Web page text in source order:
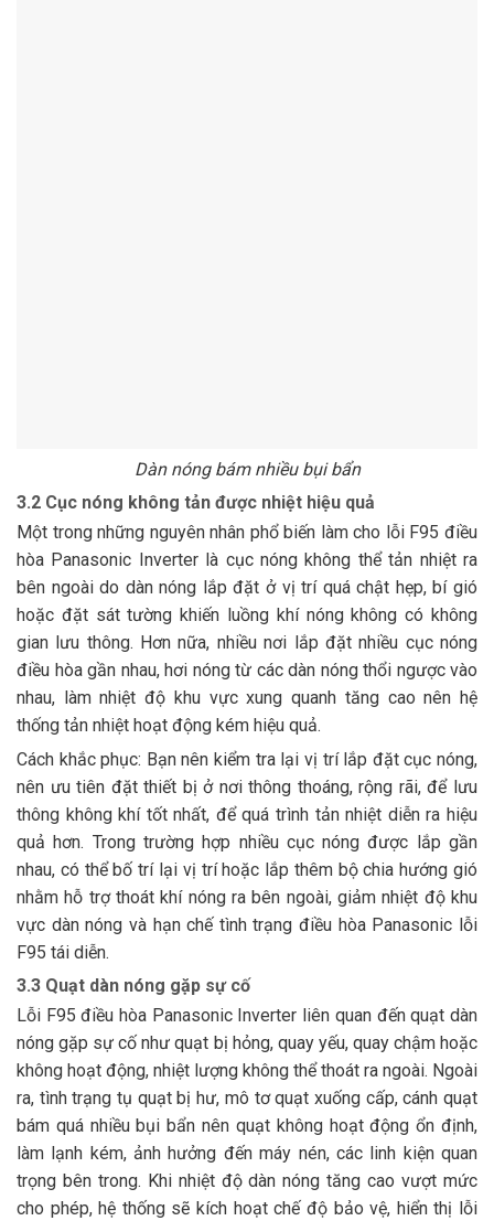
Dàn nóng bám nhiều bụi bẩn
3.2 Cục nóng không tản được nhiệt hiệu quả
Một trong những nguyên nhân phổ biến làm cho lỗi F95 điều
hòa Panasonic Inverter là cục nóng không thể tản nhiệt ra
bên ngoài do dàn nóng lắp đặt ở vị trí quá chật hẹp, bí gió
hoặc đặt sát tường khiến luồng khí nóng không có không
gian lưu thông. Hơn nữa, nhiều nơi lắp đặt nhiều cục nóng
điều hòa gần nhau, hơi nóng từ các dàn nóng thổi ngược vào
nhau, làm nhiệt độ khu vực xung quanh tăng cao nên hệ
thống tản nhiệt hoạt động kém hiệu quả.
Cách khắc phục: Bạn nên kiểm tra lại vị trí lắp đặt cục nóng,
nên ưu tiên đặt thiết bị ở nơi thông thoáng, rộng rãi, để lưu
thông không khí tốt nhất, để quá trình tản nhiệt diễn ra hiệu
quả hơn. Trong trường hợp nhiều cục nóng được lắp gần
nhau, có thể bố trí lại vị trí hoặc lắp thêm bộ chia hướng gió
nhằm hỗ trợ thoát khí nóng ra bên ngoài, giảm nhiệt độ khu
vực dàn nóng và hạn chế tình trạng điều hòa Panasonic lỗi
F95 tái diễn.
3.3 Quạt dàn nóng gặp sự cố
Lỗi F95 điều hòa Panasonic Inverter liên quan đến quạt dàn
nóng gặp sự cố như quạt bị hỏng, quay yếu, quay chậm hoặc
không hoạt động, nhiệt lượng không thể thoát ra ngoài. Ngoài
ra, tình trạng tụ quạt bị hư, mô tơ quạt xuống cấp, cánh quạt
bám quá nhiều bụi bẩn nên quạt không hoạt động ổn định,
làm lạnh kém, ảnh hưởng đến máy nén, các linh kiện quan
trọng bên trong. Khi nhiệt độ dàn nóng tăng cao vượt mức
cho phép, hệ thống sẽ kích hoạt chế độ bảo vệ, hiển thị lỗi